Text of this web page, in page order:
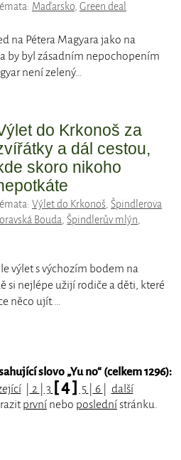
Maďarsko, Green deal
na Pétera Magyara jako na
by byl zásadním nepochopením
není zelený…
do Krkonoš za
a dál cestou,
skoro nikoho
Výlet do Krkonoš, Špindlerova
Bouda,Špindlerův mlýn,
výlet s výchozím bodem na
si nejlépe užijí rodiče a děti, které
něco ujít.…
slovo „Yu no“ (celkem 1296):
| 2 3 [ 4 ] 5 6
další
první nebo poslednístránku.